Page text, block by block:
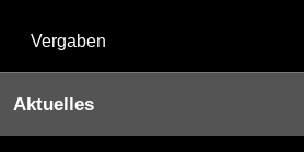
Vergaben
Aktuelles